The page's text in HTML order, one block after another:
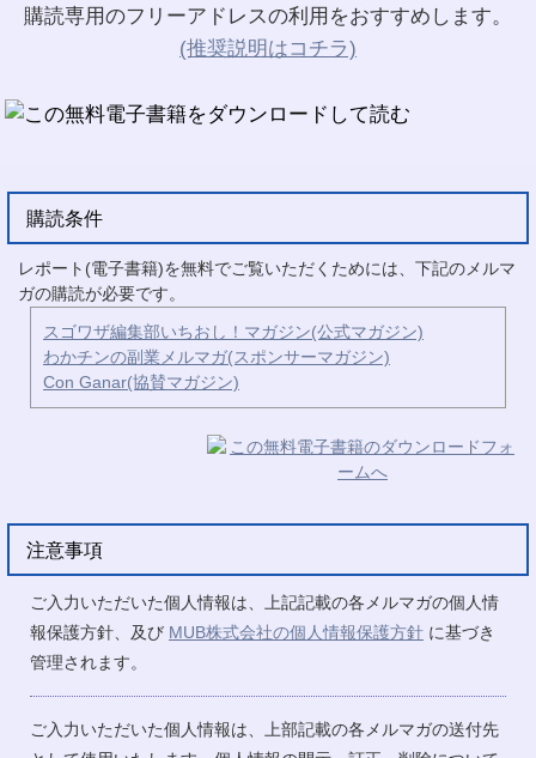
購読専用のフリーアドレスの利用をおすすめします。
(推奨説明はコチラ)
購読条件
レポート(電子書籍)を無料でご覧いただくためには、下記のメルマ
ガの購読が必要です。
スゴワザ編集部いちおし！マガジン(公式マガジン)
わかチンの副業メルマガ(スポンサーマガジン)
Con Ganar(協賛マガジン)
注意事項
ご入力いただいた個人情報は、上記記載の各メルマガの個人情
報保護方針、及び MUB株式会社の個人情報保護方針 に基づき
管理されます。
ご入力いただいた個人情報は、上部記載の各メルマガの送付先